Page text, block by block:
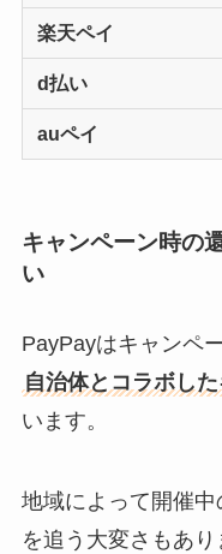
楽天ペイ
d払い
auペイ
キャンペーン時の
い
PayPayはキャンペ
自治体とコラボし
います。
地域によって開催
を追う大変さもあ